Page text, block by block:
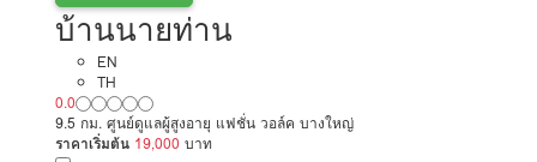
บ้านนายท่าน
EN
TH
0.0
9.5 กม. ศูนย์ดูแลผู้สูงอายุ แฟชั่น วอล์ค บางใหญ่
ราคาเริ่มต้น 19,000 บาท